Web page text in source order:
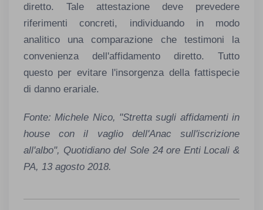
diretto. Tale attestazione deve prevedere
riferimenti concreti, individuando in modo
analitico una comparazione che testimoni la
convenienza dell'affidamento diretto. Tutto
questo per evitare l'insorgenza della fattispecie
di danno erariale.
Fonte: Michele Nico, "Stretta sugli affidamenti in
house con il vaglio dell'Anac sull'iscrizione
all'albo", Quotidiano del Sole 24 ore Enti Locali &
PA, 13 agosto 2018.